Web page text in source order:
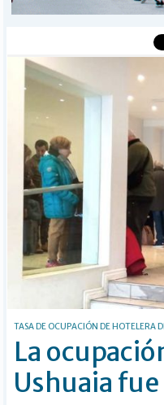
TASA DE OCUPACIÓN DE HOTELERA
La
Ushuaia